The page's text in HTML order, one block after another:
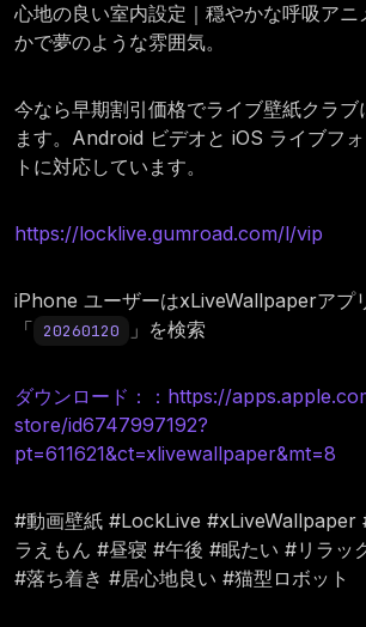
心地の良い室内設定｜穏やかな呼吸ア
かで夢のような雰囲気。
今なら早期割引価格でライブ壁紙クラブ
ます。Android ビデオと iOS ライブフ
トに対応しています。
https://locklive.gumroad.com/l/vip
iPhone ユーザーはxLiveWallpaperアプ
「 20260120 」を検索
ダウンロード：：https://
store/id6747997192?
pt=611621&ct=xlivewallpaper&mt=8
#動画壁紙 #LockLive #xLiveWallpaper
ラえもん #昼寝 #午後 #眠たい #リラッ
#落ち着き #居心地良い #猫型ロボット